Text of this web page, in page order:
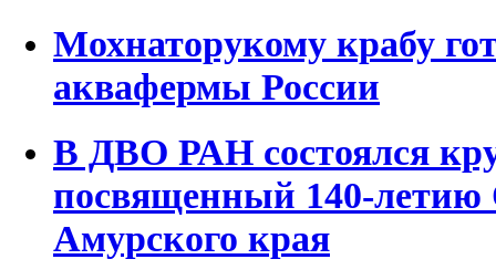
Мохнаторукому крабу
аквафермы России
В ДВО РАН состоялся
посвященный 140-летию
Амурского края